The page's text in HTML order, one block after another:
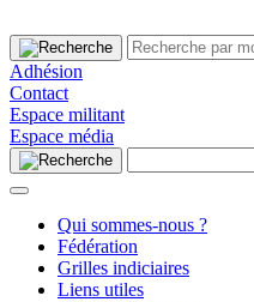
Adhésion
Contact
Espace militant
Espace média
Qui sommes-nous ?
Fédération
Grilles indiciaires
Liens utiles